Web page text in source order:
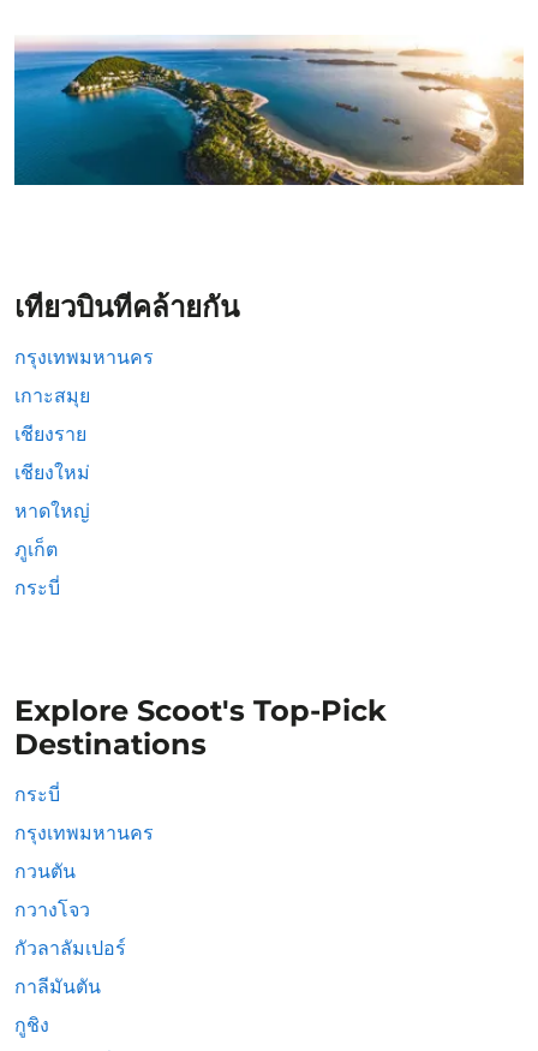
เที่ยวบินที่คล้ายกัน
กรุงเทพมหานคร
เกาะสมุย
เชียงราย
เชียงใหม่
หาดใหญ่
ภูเก็ต
กระบี่
Explore Scoot's Top-Pick
Destinations
กระบี่
กรุงเทพมหานคร
กวนตัน
กวางโจว
กัวลาลัมเปอร์
กาลีมันตัน
กูชิง